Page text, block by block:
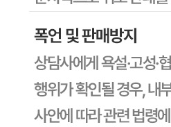
CJ프레시웨이
문의번호
1588-6967
반품/교환
반품 배송비: 30,000원
교환 배송비: 30,000원
주의사항